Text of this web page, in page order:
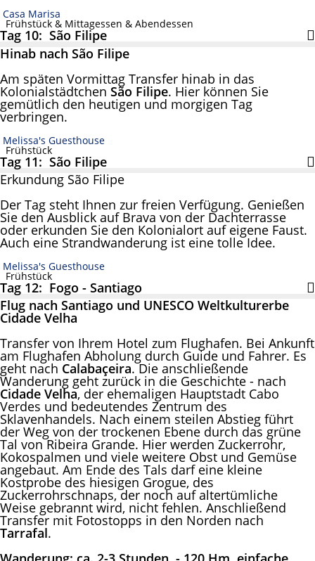
Casa Marisa
Frühstück & Mittagessen & Abendessen
Tag 10: São Filipe
Hinab nach São Filipe
Am späten Vormittag Transfer hinab in das
Kolonialstädtchen São Filipe. Hier können Sie
gemütlich den heutigen und morgigen Tag
verbringen.
Melissa's Guesthouse
Frühstück
Tag 11: São Filipe
Erkundung São Filipe
Der Tag steht Ihnen zur freien Verfügung. Genießen
Sie den Ausblick auf Brava von der Dachterrasse
oder erkunden Sie den Kolonialort auf eigene Faust.
Auch eine Strandwanderung ist eine tolle Idee.
Melissa's Guesthouse
Frühstück
Tag 12: Fogo - Santiago
Flug nach Santiago und UNESCO Weltkulturerbe
Cidade Velha
Transfer von Ihrem Hotel zum Flughafen. Bei Ankunft
am Flughafen Abholung durch Guide und Fahrer. Es
geht nach Calabaçeira. Die anschließende
Wanderung geht zurück in die Geschichte - nach
Cidade Velha, der ehemaligen Hauptstadt Cabo
Verdes und bedeutendes Zentrum des
Sklavenhandels. Nach einem steilen Abstieg führt
der Weg von der trockenen Ebene durch das grüne
Tal von Ribeira Grande. Hier werden Zuckerrohr,
Kokospalmen und viele weitere Obst und Gemüse
angebaut. Am Ende des Tals darf eine kleine
Kostprobe des hiesigen Grogue, des
Zuckerrohrschnaps, der noch auf altertümliche
Weise gebrannt wird, nicht fehlen. Anschließend
Transfer mit Fotostopps in den Norden nach
Tarrafal.